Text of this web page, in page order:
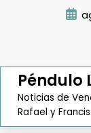
Péndulo
Noticias de
Rafael y